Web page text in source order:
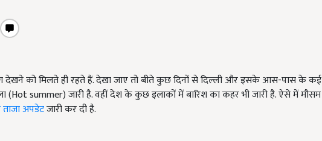
देखने को मिलते ही रहते हैं. देखा जाए तो बीते कुछ दिनों से दिल्ली और इसके आस-पास के कई
(Hot summer) जारी है. वहीं देश के कुछ इलाकों में बारिश का कहर भी जारी है. ऐसे में मौसम
अपडेटजारी कर दी है.